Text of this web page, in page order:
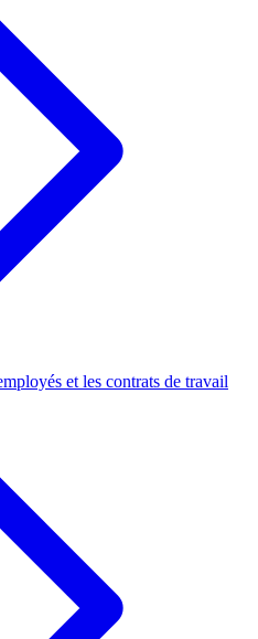
et les contrats de travail